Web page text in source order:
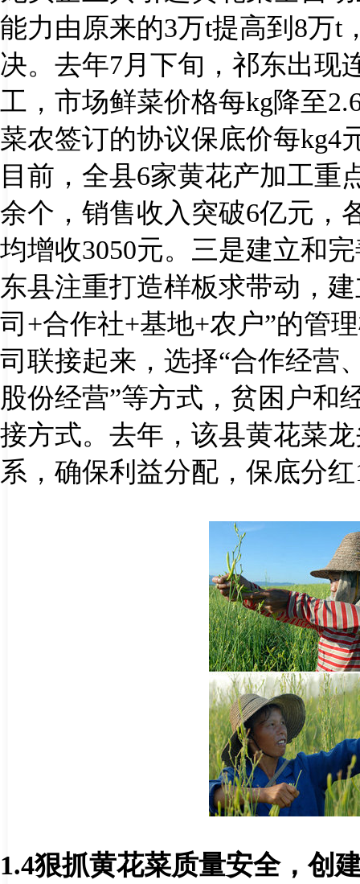
能力由原来的3万t提高到 8万t
决。去年7月下旬，祁东出现
工，市场鲜菜价格每kg降至
菜农签订的协议保底价每kg4
目前，全县6家黄花产加工重
余个，销售收入突破6亿元，
均增收3050元。三是建立和
东县注重打造样板求带动，
司 +合作社+基地+农户”的管
司联接起来，选择“合作经营
股份经营”等方式，贫困户和
接方式。去年，该县黄花菜
系，确保利益分配，保底分红
1.4狠抓黄花菜质量安全，创